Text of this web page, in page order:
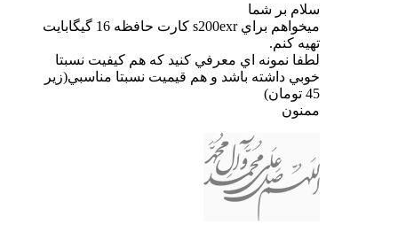
سلام بر شما
ميخواهم براي s200exr كارت حافظه 16 گيگابايت
تهيه كنم.
لطفا نمونه اي معرفي كنيد كه هم كيفيت نسبتا
خوبي داشته باشد و هم قيميت نسبتا مناسبي(زير
45 تومان)
ممنون